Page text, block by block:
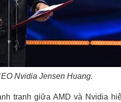
Nvidia Jensen Huang.
tranh giữa AMD và Nvidia